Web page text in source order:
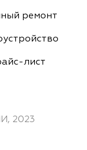
ремонт
лист
2023